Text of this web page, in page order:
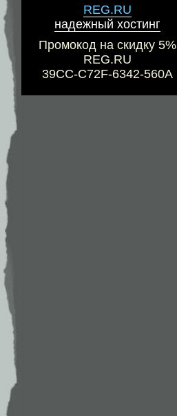
REG.RU
надежный хостинг
Промокод на скидку 5%
REG.RU
39CC-C72F-6342-560A